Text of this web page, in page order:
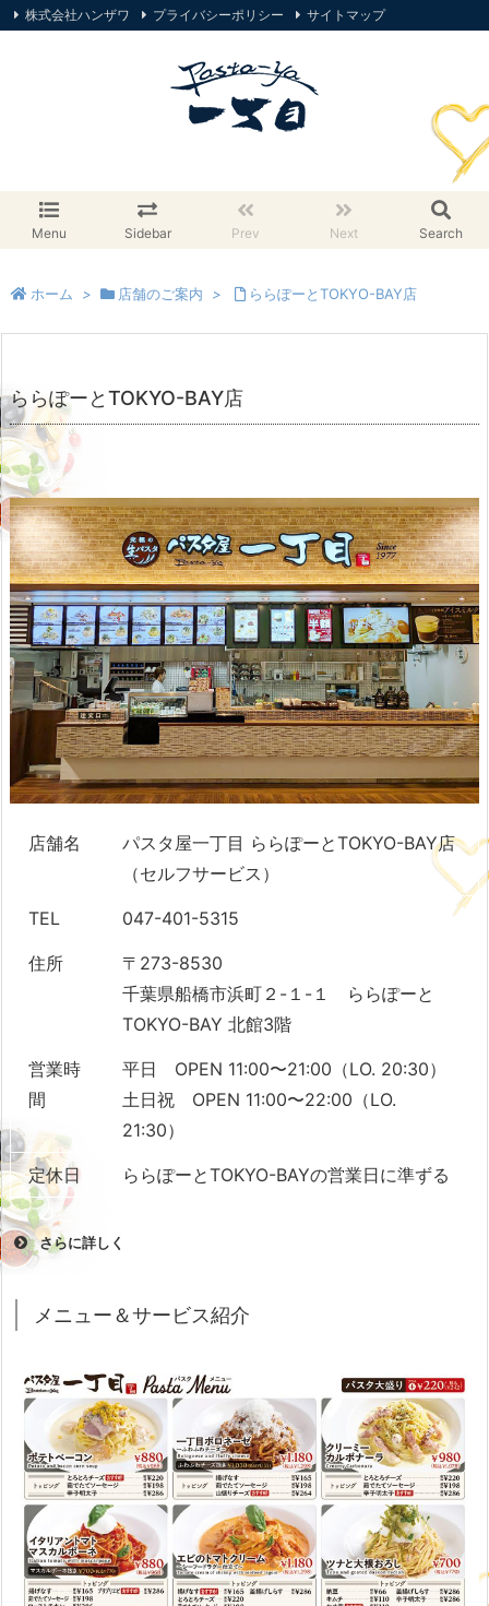
Menu Sidebar Prev Next Search
株式会社ハンザワ プライバシーポリシー
サイトマップ
ホーム > 店舗のご案内 > ららぽーとTOKYO-BAY店
ららぽーとTOKYO-BAY店
店舗名
パスタ屋一丁目 ららぽーとTOKYO-BAY店
（セルフサービス）
TEL 047-401-5315
住所
〒273-8530
千葉県船橋市浜町２-１-１ ららぽーと
TOKYO-BAY 北館3階
営業時
間
平日 OPEN 11:00〜21:00（LO. 20:30）
土日祝 OPEN 11:00〜22:00（LO.
21:30）
定休日 ららぽーとTOKYO-BAYの営業日に準ずる
さらに詳しく
アクセ
駅
南船橋駅から徒歩10分
駐車場 有り
クレジッ
トカード
利用可
平均予算 ランチ ¥1,100〜 / ディナー
お子様連
キッズメニュー有り
メニュー＆サービス紹介